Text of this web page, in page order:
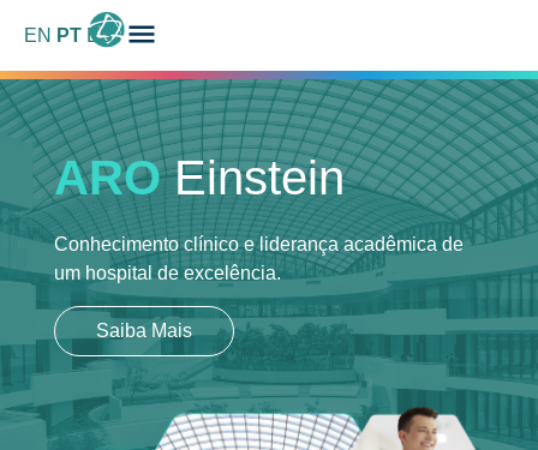
EN PT ES
ARO Einstein
Conhecimento clínico e liderança acadêmica de
um hospital de excelência.
Saiba Mais